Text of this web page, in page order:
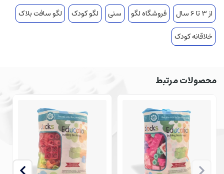
نیز دارد که باعث شده کودکان به بازی با آن خیلی علاقه‌مند شوند. این ویژگی‌ها
عبارت‌اند از:
طراحی کیوت و جالب با جزئیات منحصربه‌فرد
قیمت مناسب و مقرون‌به‌صرفه
رنگ صورتی جذاب این لگو باعث شده تا بیشتر مشتریان لگو سیلیکونی خانه سگ
خانگی را بیشتر دختربچه‌ها بپسندند. البته کودکان به‌طور کلی ارتباط خیلی خوبی با
این لگو دارند، خصوصاً اگر به حیواناتی نظیر گربه و سگ نیز علاقه‌مند باشند. این
لگوی سیلیکونی همچنین برای کودکان ۳ تا ۶ سال مناسب است، اما کودکان بزرگ‌تر
نیز از بازی با آن لذت خواهند برد.
از 3 تا 6 سال
فروشگاه لگو سنی لگو کودک
لگو سافت بلاک
خلاقانه کودک
محصولات مرتبط